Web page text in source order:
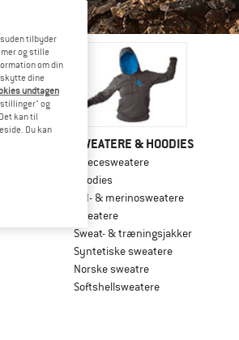
SWEATERE & HOODIES
Fleecesweatere
Hoodies
Uld- & merinosweatere
Sweatere
Sweat- & træningsjakker
Syntetiske sweatere
Norske sweatre
Softshellsweatere
tilbyder
og stille
om din
dine
undtagen
og
kan til
Du kan